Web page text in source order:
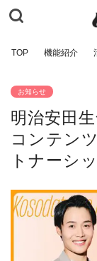
TOP 機能紹介
お知らせ
明治安田
コンテン
トナーシ